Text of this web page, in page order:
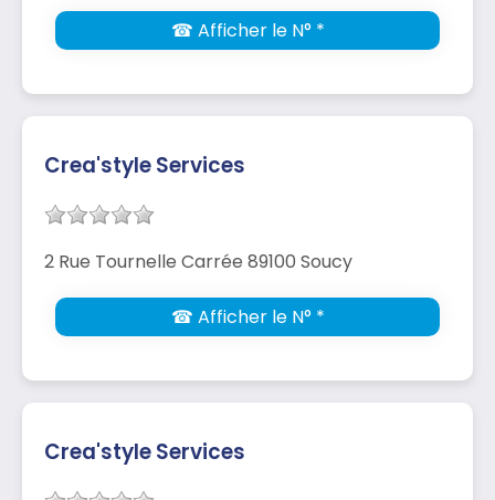
☎ Afficher le N° *
Crea'style Services
2 Rue Tournelle Carrée 89100 Soucy
☎ Afficher le N° *
Crea'style Services